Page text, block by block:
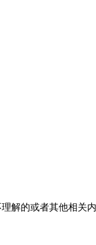
解的或者其他相关